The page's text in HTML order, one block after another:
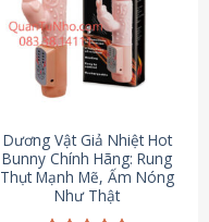
Dương Vật Giả Nhiệt Hot
Bunny Chính Hãng: Rung
Thụt Mạnh Mẽ, Ấm Nóng
Như Thật